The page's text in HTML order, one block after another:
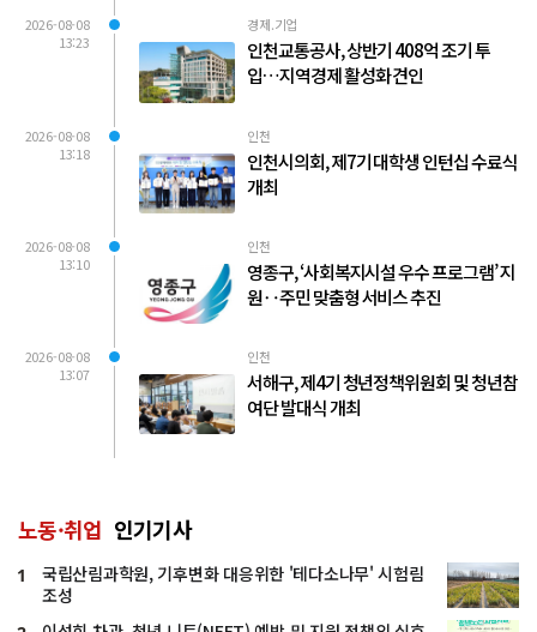
2026-08-08
13:23
경제.기업
인천교통공사, 상반기 408억 조기 투
입…지역경제 활성화 견인
2026-08-08
13:18
인천
인천시의회, 제7기 대학생 인턴십 수료식
개최
2026-08-08
13:10
인천
영종구, ‘사회복지시설 우수 프로그램’ 지
원‥주민 맞춤형 서비스 추진
2026-08-08
13:07
인천
서해구, 제4기 청년정책위원회 및 청년참
여단 발대식 개최
노동·취업 인기기사
1
국립산림과학원, 기후변화 대응위한 '테다소나무' 시험림
조성